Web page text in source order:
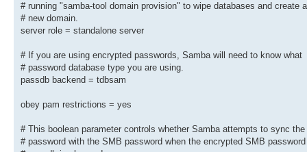
########## Domains ###########
#
# classic domain controller', 'server role = backup domain
# or 'domain logons' is set
# profile directory from the client point of view) The
# below)
; logon path = \\%N\profiles\%U
# Another common choice is storing the profile in the
# running "samba-tool domain provision" to wipe databases and create a
# new domain.
server role = standalone server
# If you are using encrypted passwords, Samba will need to know what
# password database type you are using.
passdb backend = tdbsam
obey pam restrictions = yes
# This boolean parameter controls whether Samba attempts to sync the
# password with the SMB password when the encrypted SMB